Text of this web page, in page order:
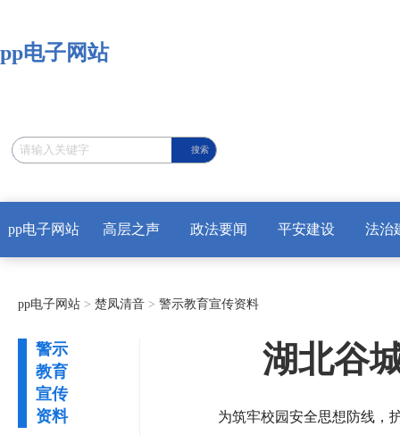
pp电子网站
搜索
pp电子网站 高层之声 政法要闻 平安建设 法治
pp电子网站 > 楚凤清音 > 警示教育宣传资料
警示
教育
宣传
资料
湖北谷
为筑牢校园安全思想防线，